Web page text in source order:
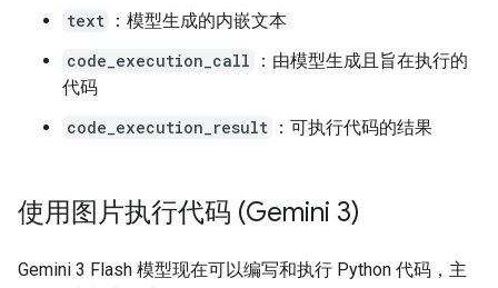
text ：模型生成的内嵌文本
code_execution_call
：由模型生成且旨在执行的
代码
code_execution_result ：可执行代码的结果
使用图片执行代码 (Gemini 3)
Gemini 3 Flash 模型现在可以编写和执行 Python 代码，主